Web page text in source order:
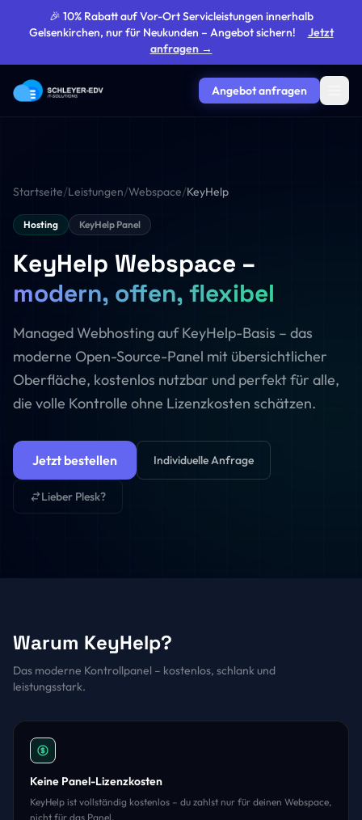
🎉 10% Rabatt auf Vor-Ort Servicleistungen innerhalb
Gelsenkirchen, nur für Neukunden – Angebot sichern!
Jetzt
anfragen →
Angebot anfragen
Startseite/Leistungen/Webspace/KeyHelp
Hosting KeyHelp Panel
KeyHelp Webspace –
modern, offen, flexibel
Managed Webhosting auf KeyHelp-Basis – das
moderne Open-Source-Panel mit übersichtlicher
Oberfläche, kostenlos nutzbar und perfekt für alle,
die volle Kontrolle ohne Lizenzkosten schätzen.
Jetzt bestellen Individuelle Anfrage
Lieber Plesk?
Warum KeyHelp?
Das moderne Kontrollpanel – kostenlos, schlank und
leistungsstark.
Keine Panel-Lizenzkosten
KeyHelp ist vollständig kostenlos – du zahlst nur für deinen Webspace,
nicht für das Panel.